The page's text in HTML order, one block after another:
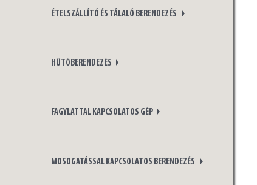
ÉTELSZÁLLÍTÓ ÉS TÁLALÓ BERENDEZÉS
HŰTŐBERENDEZÉS
FAGYLATTAL KAPCSOLATOS GÉP
MOSOGATÁSSAL KAPCSOLATOS BERENDEZÉS